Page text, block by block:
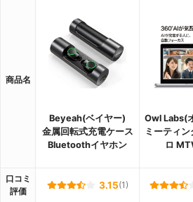
商品名
Beyeah(ベイヤー)
金属回転式充電ケース
Bluetoothイヤホン
Owl Labs(
ミーティ
ロ
口コミ
評価
3.15(1)